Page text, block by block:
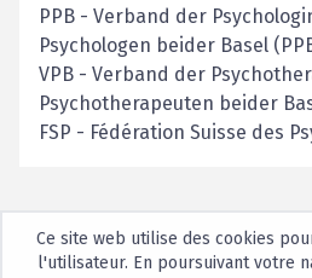
PPB - Verband der
Psychologen beider Basel
VPB - Verband der
Psychotherapeuten beider
FSP - Fédération Suisse des
Ce site web utilise des cookies
l'utilisateur. En poursuivant votre